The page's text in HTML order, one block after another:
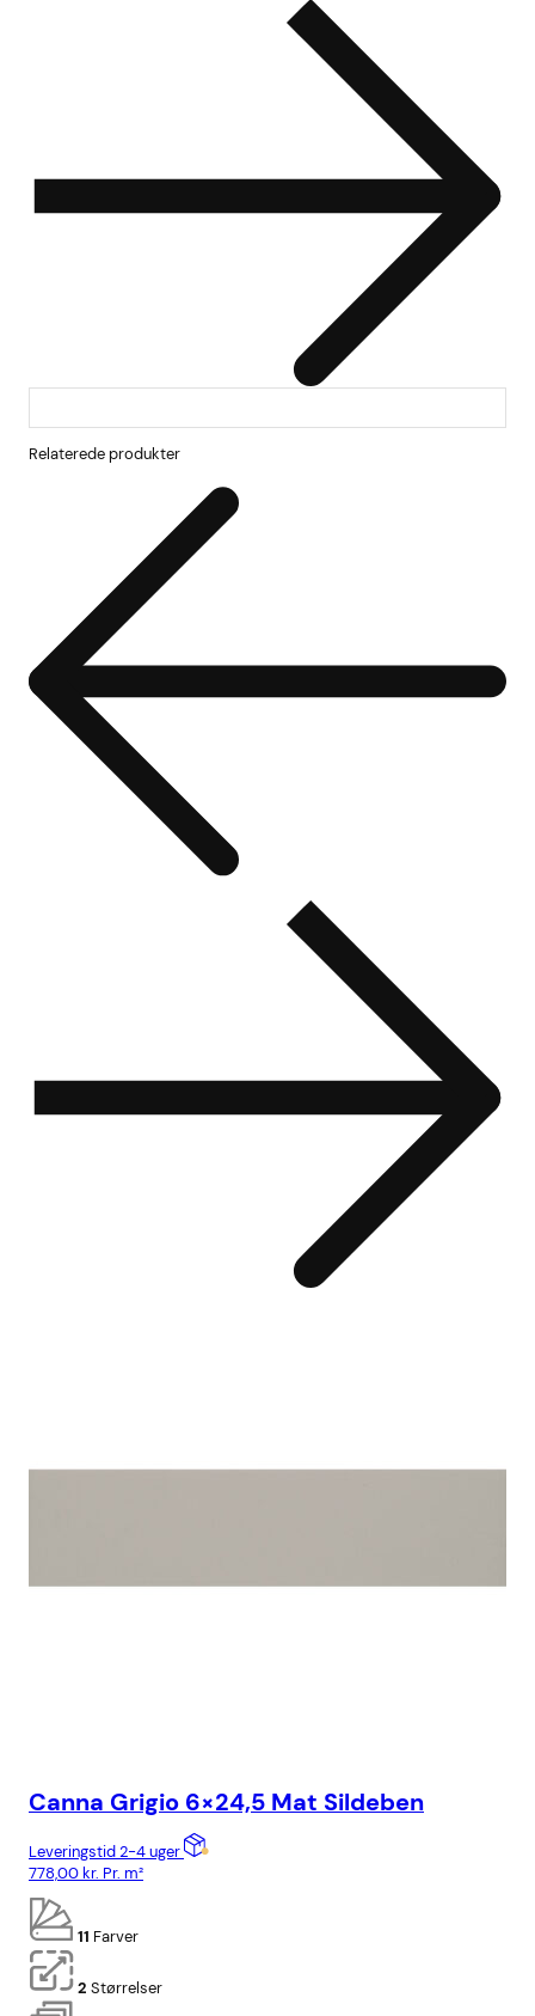
Relaterede produkter
Canna Grigio 6×24,5 Mat Sildeben
Leveringstid 2-4 uger
778,00kr. Pr. m²
11 Farver
2 Størrelser